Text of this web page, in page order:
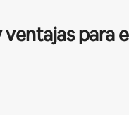
para